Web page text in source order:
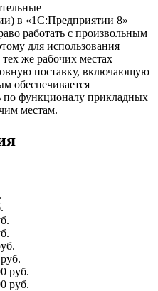
в «1С:Предприятии 8»
работать с произвольным
для использования
же рабочих местах
поставку, включающую
обеспечивается
по функционалу прикладных
местам.
руб.
руб.
руб.